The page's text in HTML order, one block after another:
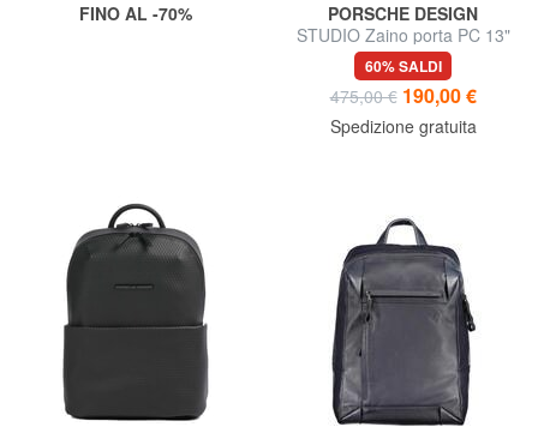
FINO AL -70%
PORSCHE DESIGN
STUDIO Zaino porta PC 13"
60% SALDI
475,00 € 190,00 €
Spedizione gratuita